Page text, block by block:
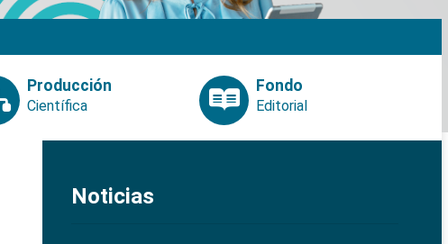
Producción
Científica
Fondo
Editorial
Noticias